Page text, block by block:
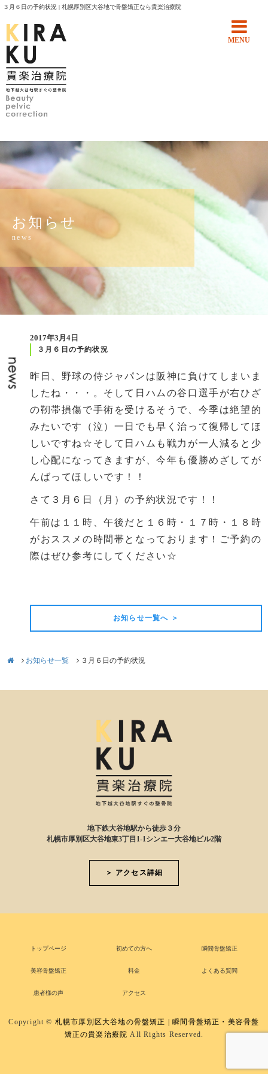
３月６日の予約状況 | 札幌厚別区大谷地で骨盤矯正なら貴楽治療院
MENU
お知らせ
news
2017年3月4日
３月６日の予約状況
昨日、野球の侍ジャパンは阪神に負けてしまいま
したね・・・。そして日ハムの谷口選手が右ひざ
の靭帯損傷で手術を受けるそうで、今季は絶望的
みたいです（泣）一日でも早く治って復帰してほ
しいですね☆そして日ハムも戦力が一人減ると少
し心配になってきますが、今年も優勝めざしてが
んばってほしいです！！
さて３月６日（月）の予約状況です！！
午前は１１時、午後だと１６時・１７時・１８時
がおススメの時間帯となっております！ご予約の
際はぜひ参考にしてください☆
お知らせ一覧へ ＞
お知らせ一覧 ３月６日の予約状況
地下鉄大谷地駅から徒歩３分
札幌市厚別区大谷地東3丁目1-1シンエー大谷地ビル2階
＞ アクセス詳細
トップページ 初めての方へ 瞬間骨盤矯正
美容骨盤矯正 料金 よくある質問
患者様の声 アクセス
Copyright © 札幌市厚別区大谷地の骨盤矯正 | 瞬間骨盤矯正・美容骨盤
矯正の貴楽治療院 All Rights Reserved.